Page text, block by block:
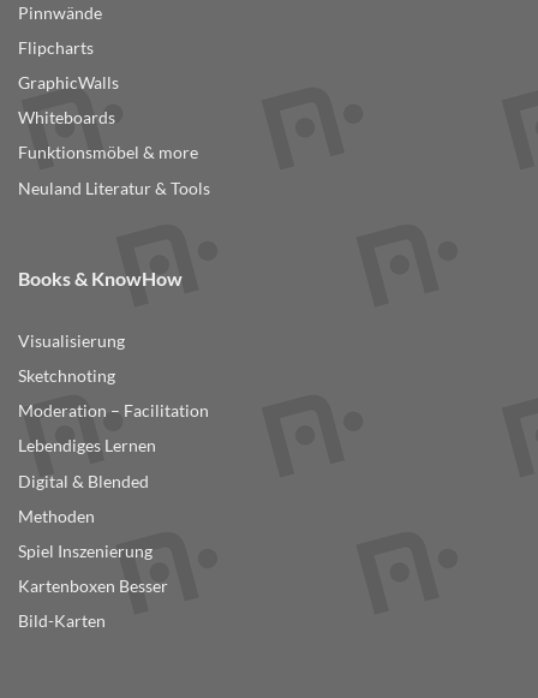
werden
Pinnwände
Flipcharts
GraphicWalls
Whiteboards
Funktionsmöbel & more
Neuland Literatur & Tools
Books & KnowHow
Visualisierung
Sketchnoting
Moderation – Facilitation
Lebendiges Lernen
Digital & Blended
Methoden
Spiel Inszenierung
Kartenboxen Besser
Bild-Karten